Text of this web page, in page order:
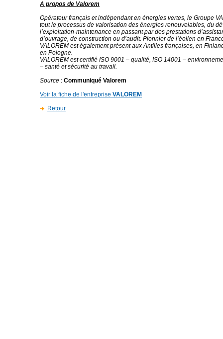
A propos de Valorem
Opérateur français et indépendant en énergies vertes, le Groupe
tout le processus de valorisation des énergies renouvelables, du
l’exploitation-maintenance en passant par des prestations
d’ouvrage, de construction ou d’audit. Pionnier de l’éolien en
VALOREM est également présent aux Antilles françaises, en
en Pologne.
VALOREM est certifié ISO 9001 – qualité, ISO 14001 –
– santé et sécurité au travail.
Source : Communiqué Valorem
Voir la fiche de l'entreprise VALOREM
Retour